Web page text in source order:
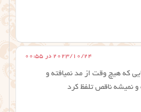
2023/10/24 در 00:55
که هیچ وقت از مد نمیافته و
نمیشه ناقص تلفظ کرد